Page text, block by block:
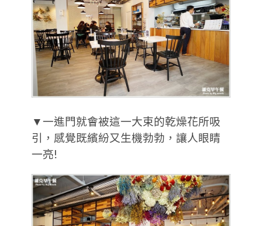
▼一進門就會被這一大束的乾燥花所吸
引，感覺既繽紛又生機勃勃，讓人眼睛
一亮!